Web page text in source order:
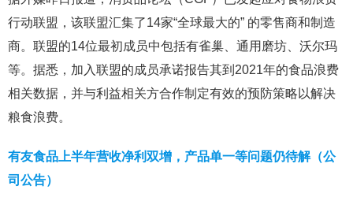
行动联盟，该联盟汇集了14家“全球最大的” 的零售商和制造
商。联盟的14位最初成员中包括有雀巢、通用磨坊、沃尔玛
等。据悉，加入联盟的成员承诺报告其到2021年的食品浪费
相关数据，并与利益相关方合作制定有效的预防策略以解决
粮食浪费。
有友食品上半年营收净利双增，产品单一等问题仍待解（公
司公告）